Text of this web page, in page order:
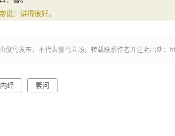
：讲得很好。
傻鸟发布，不代表傻鸟立场，转载联系作者并注明出处
经 素问